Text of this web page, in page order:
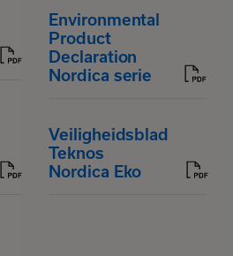
daarvoor ontworpen
tweede stap kun je het oppervlak
of dit stralen. Het
kan in slechte staat
aan de ondergrond. Enkele
rode okerverf en
zo'n broos en stoffig
Environmental
Product
Declaration
Nordica serie
Veiligheidsblad
Teknos
Nordica Eko